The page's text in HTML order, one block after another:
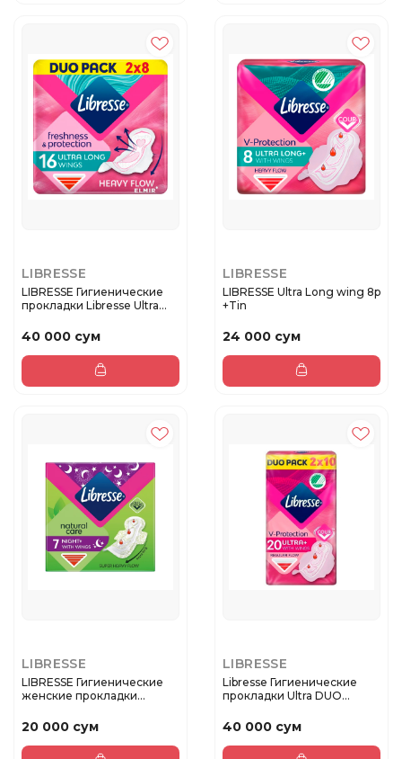
LIBRESSE
LIBRESSE Гигиенические
прокладки Libresse Ultra
40 000 сум
LIBRESSE
LIBRESSE Ultra Long wing 8p
+Tin
24 000 сум
LIBRESSE
LIBRESSE Гигиенические
женские прокладки
20 000 сум
LIBRESSE
Libresse Гигиенические
прокладки Ultra DUO
40 000 сум